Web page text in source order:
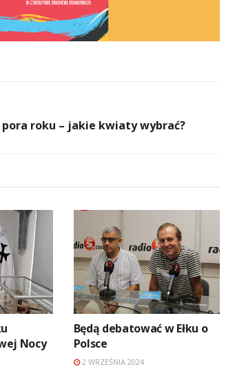
roku – jakie kwiaty wybrać?
Nocy
Będą debatować w Ełku o
Polsce
2 WRZEŚNIA 2024